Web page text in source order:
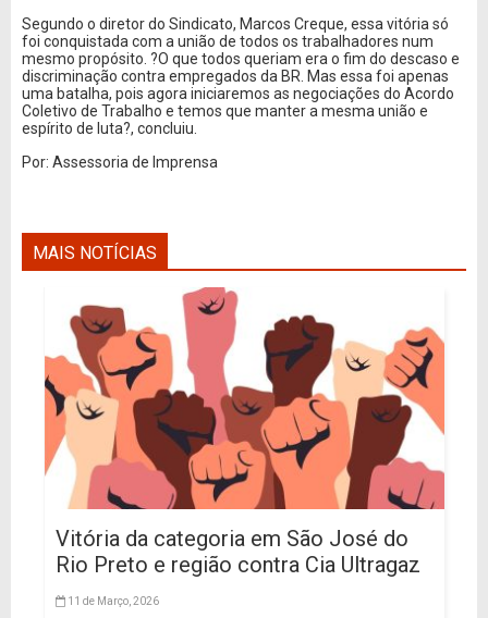
Segundo o diretor do Sindicato, Marcos Creque, essa vitória só
foi conquistada com a união de todos os trabalhadores num
mesmo propósito. ?O que todos queriam era o fim do descaso e
discriminação contra empregados da BR. Mas essa foi apenas
uma batalha, pois agora iniciaremos as negociações do Acordo
Coletivo de Trabalho e temos que manter a mesma união e
espírito de luta?, concluiu.
Por: Assessoria de Imprensa
MAIS NOTÍCIAS
Vitória da categoria em São José do
Rio Preto e região contra Cia Ultragaz
11 de Março, 2026